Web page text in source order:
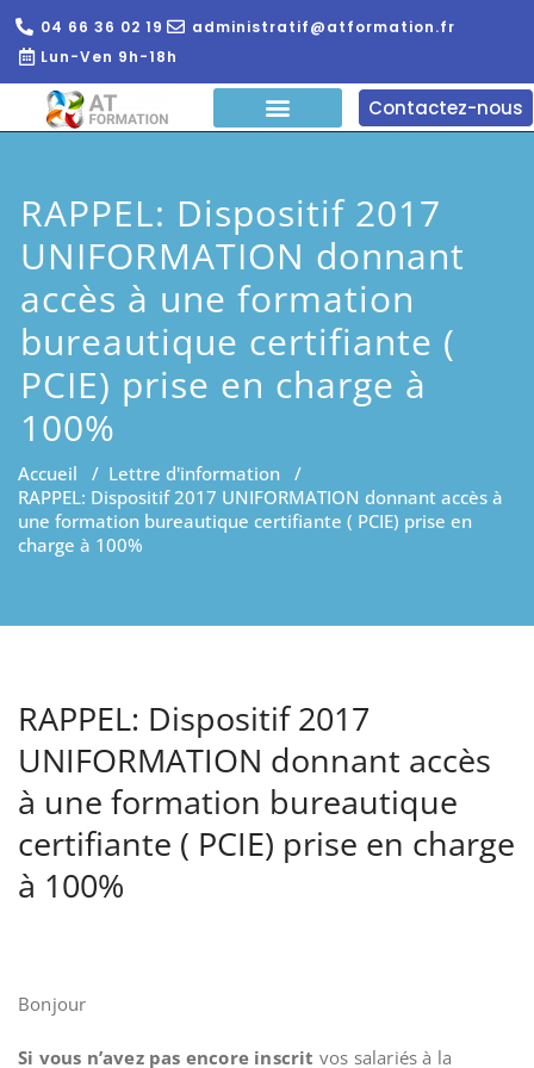
04 66 36 02 19
administratif@atformation.fr
Lun-Ven 9h-18h
Contactez-nous
RAPPEL: Dispositif 2017
UNIFORMATION donnant
accès à une formation
bureautique certifiante (
PCIE) prise en charge à
100%
Accueil / Lettre d'information /
RAPPEL: Dispositif 2017 UNIFORMATION donnant accès à
une formation bureautique certifiante ( PCIE) prise en
charge à 100%
RAPPEL: Dispositif 2017
UNIFORMATION donnant accès
à une formation bureautique
certifiante ( PCIE) prise en charge
à 100%
Bonjour
Si vous n’avez pas encore inscrit vos salariés à la